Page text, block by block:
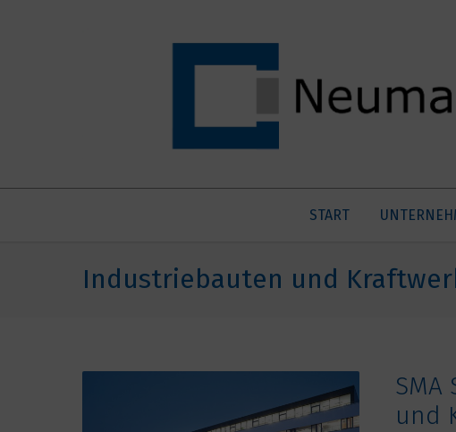
START
Industriebauten und
SMA
und